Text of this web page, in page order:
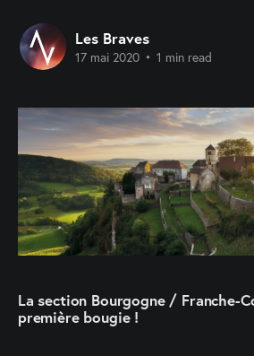
Les Braves
17 mai 2020 • 1 min read
La section Bourgogne / Franche-
première bougie !